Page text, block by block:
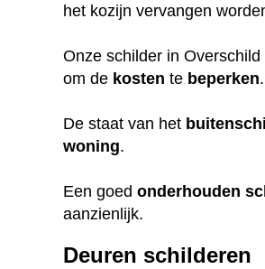
het kozijn vervangen
Onze schilder in
om de kosten te beperken.
De staat van het
woning.
Een goedonderhouden
aanzienlijk.
Deuren schilderen